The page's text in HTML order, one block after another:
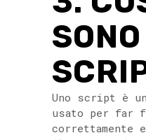
Uno script è
usato per far
correttamente